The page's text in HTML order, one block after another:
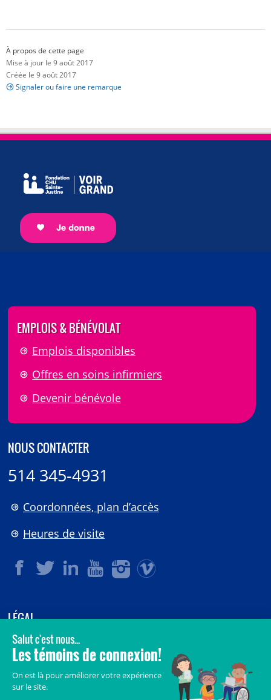
À propos de cette page
Mise à jour le 9 août 2017
Créée le 9 août 2017
Signaler ou faire une remarque
EMPLOIS & BÉNÉVOLAT
Emplois disponibles
Offres en soins infirmiers
Devenir bénévole
NOUS CONTACTER
514 345-4931
Coordonnées, plan d’accès
Heures de visite
LÉGAL
© 2006-2026CHU Sainte-Justine.
Tous droits réservés.
Crédits
Accès aux documents des organismes publics